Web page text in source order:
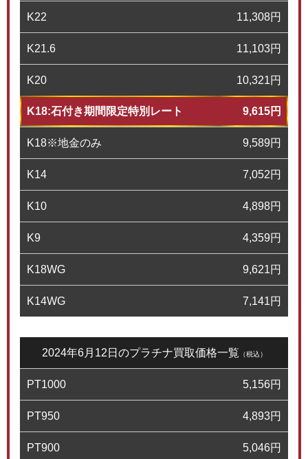
K22 11,308円
K21.6 11,103円
K20 10,321円
K18:石付き期間限定特別レート 9,615円
K18※地金のみ 9,589円
K14 7,052円
K10 4,898円
K9 4,359円
K18WG 9,621円
K14WG 7,141円
2024年6月12日のプラチナ買取価格一覧 （税込）
PT1000 5,156円
PT950 4,893円
PT900 5,046円